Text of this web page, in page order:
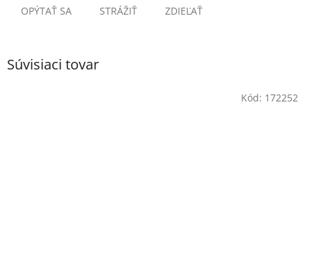
OPÝTAŤ SA STRÁŽIŤ ZDIEĽAŤ
Súvisiaci tovar
Kód: 172252